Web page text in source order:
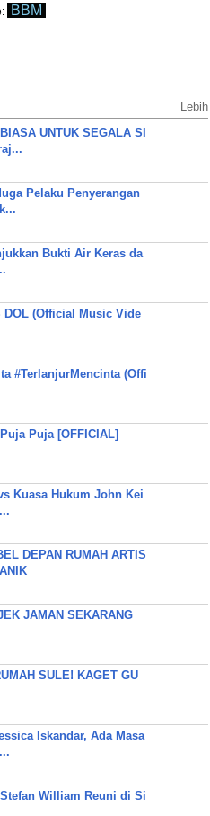
BBM
Lebih
UNTUK SEGALA SI
Pelaku Penyerangan
Bukti Air Keras da
DOL (Official Music Vide
#TerlanjurMencinta (Offi
Puja [OFFICIAL]
Kuasa Hukum John Kei
DEPAN RUMAH ARTIS
JAMAN SEKARANG
SULE! KAGET GU
Iskandar, Ada Masa
William Reuni di Si